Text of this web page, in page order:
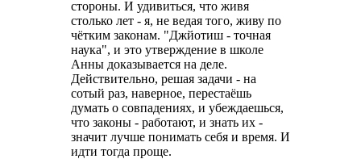
стороны. И удивиться, что живя
столько лет - я, не ведая того, живу по
чётким законам. "Джйотиш - точная
наука", и это утверждение в школе
Анны доказывается на деле.
Действительно, решая задачи - на
сотый раз, наверное, перестаёшь
думать о совпадениях, и убеждаешься,
что законы - работают, и знать их -
значит лучше понимать себя и время. И
идти тогда проще.